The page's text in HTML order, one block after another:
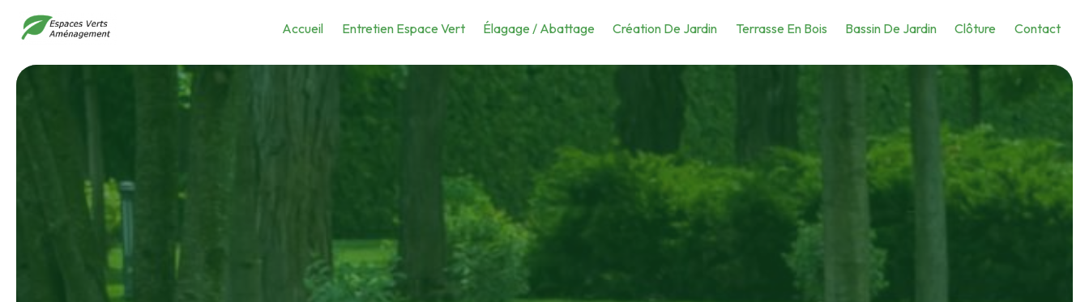
Accueil Entretien Espace Vert Élagage / Abattage Création De Jardin Terrasse En Bois Bassin De Jardin Clôture Contact